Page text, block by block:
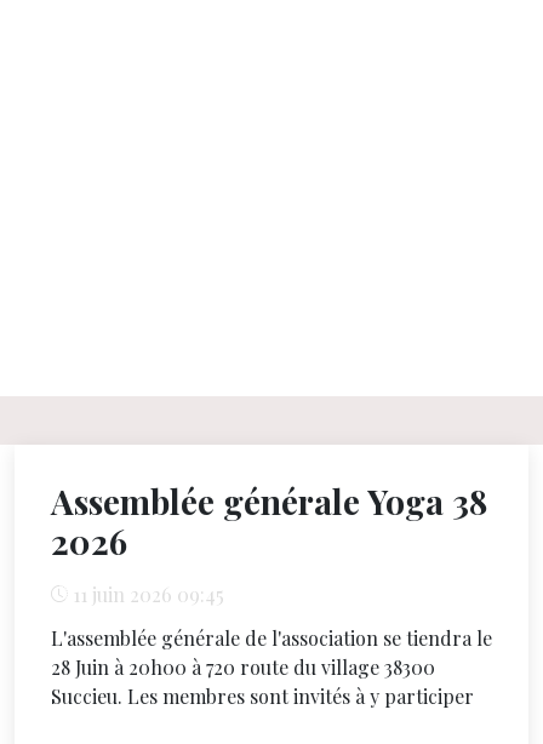
Assemblée générale Yoga 38
2026
11 juin 2026 09:45
L'assemblée générale de l'association se tiendra le
28 Juin à 20h00 à 720 route du village 38300
Succieu. Les membres sont invités à y participer